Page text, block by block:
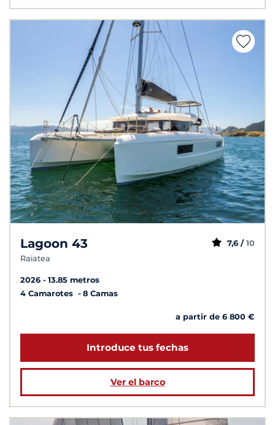
Lagoon 43
Raiatea
7,6 / 10
2026
13.85 metros
4 Camarotes
8 Camas
a partir de 6 800 €
Introduce tus fechas
Ver el barco